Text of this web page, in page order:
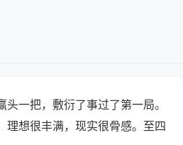
一把，敷衍了事过了第一局。
理想很丰满，现实很骨感。至四